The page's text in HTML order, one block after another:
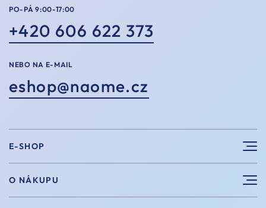
PO-PÁ 9:00-17:00
+420 606 622 373
NEBO NA E-MAIL
eshop@naome.cz
E-SHOP
Sluneční brýle
Sportovní brýle
O NÁKUPU